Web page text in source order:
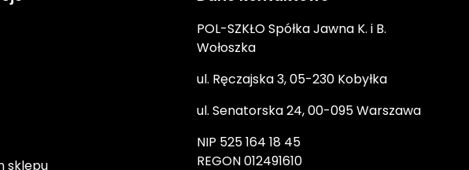
sklepu
POL-SZKŁO Spółka Jawna K. i B.
Wołoszka
ul. Ręczajska 3, 05-230 Kobyłka
ul. Senatorska 24, 00-095 Warszawa
NIP 525 164 18 45
REGON 012491610